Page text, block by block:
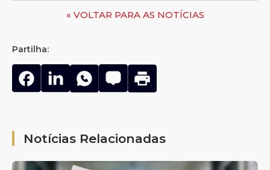
« VOLTAR PARA AS NOTÍCIAS
Partilha:
Notícias Relacionadas